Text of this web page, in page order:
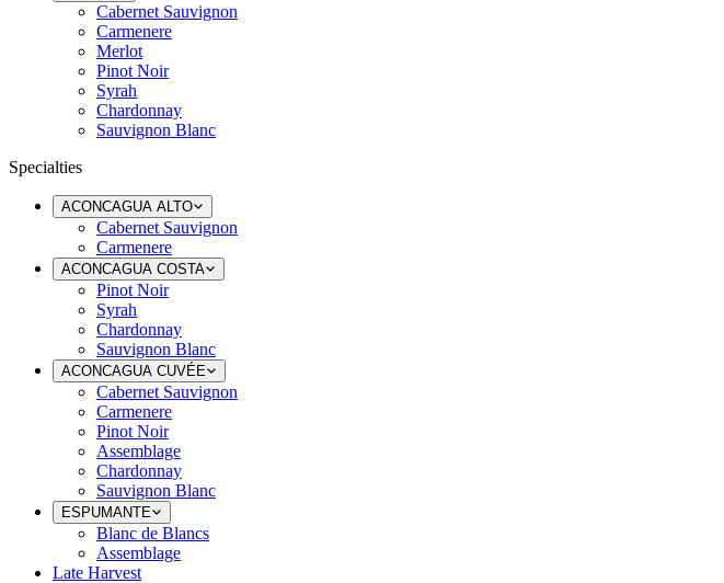
Cabernet Sauvignon
Carmenere
Merlot
Pinot Noir
Syrah
Chardonnay
Sauvignon Blanc
Specialties
ACONCAGUA ALTO
Cabernet Sauvignon
Carmenere
ACONCAGUA COSTA
Pinot Noir
Syrah
Chardonnay
Sauvignon Blanc
ACONCAGUA CUVÉE
Cabernet Sauvignon
Carmenere
Pinot Noir
Assemblage
Chardonnay
Sauvignon Blanc
ESPUMANTE
Blanc de Blancs
Assemblage
Late Harvest